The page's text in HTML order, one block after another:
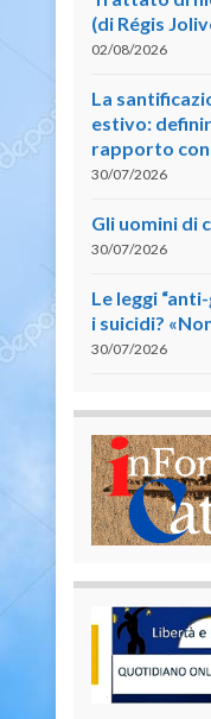
(di Régis
02/08/2026
La
estivo:
rapporto con
30/07/2026
Gli uomini di
30/07/2026
Le leggi
i suicidi?
30/07/2026